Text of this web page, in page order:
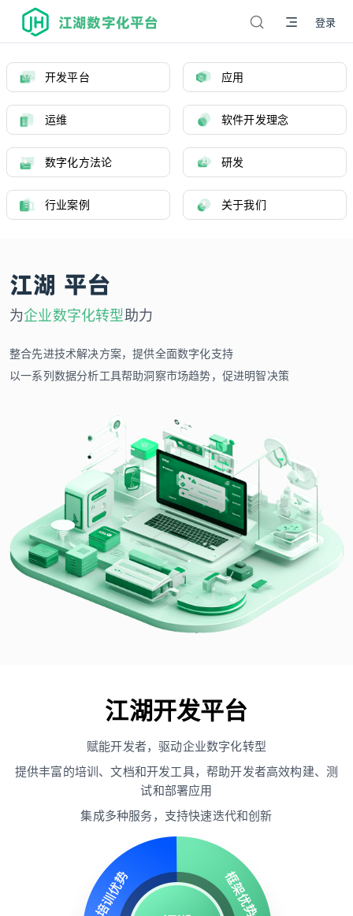
江湖数字化平台 登录
开发平台 应用
运维 软件开发理念
数字化方法论 研发
行业案例 关于我们
江湖 平台
为企业数字化转型助力
整合先进技术解决方案，提供全面数字化支持
以一系列数据分析工具帮助洞察市场趋势，促进明智决策
江湖开发平台
赋能开发者，驱动企业数字化转型
提供丰富的培训、文档和开发工具，帮助开发者高效构建、测
试和部署应用
集成多种服务，支持快速迭代和创新